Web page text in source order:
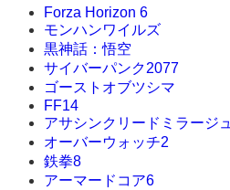
Forza Horizon 6
モンハンワイルズ
黒神話：悟空
サイバーパンク2077
ゴーストオブツシマ
FF14
アサシンクリードミラージュ
オーバーウォッチ2
鉄拳8
アーマードコア6